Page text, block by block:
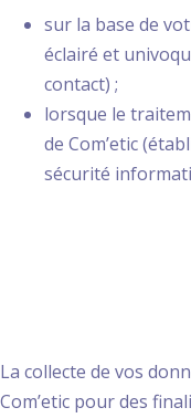
sur la base de
éclairé et
contact) ;
lorsque le
de Com’etic
sécurité
La collecte de vos
Com’etic pour des